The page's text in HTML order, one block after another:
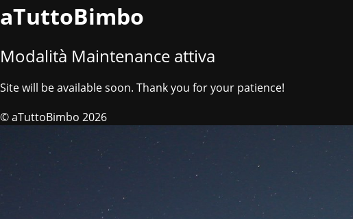
aTuttoBimbo
Modalità Maintenance attiva
Site will be available soon. Thank you for your patience!
© aTuttoBimbo 2026